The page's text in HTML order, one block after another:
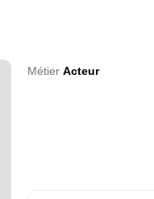
Métier Acteur